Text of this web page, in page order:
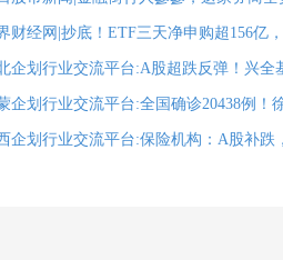
财经网|抄底！ETF三天净申购超156亿
企划行业交流平台:A股超跌反弹！兴全
企划行业交流平台:全国确诊20438例！
企划行业交流平台:保险机构：A股补跌